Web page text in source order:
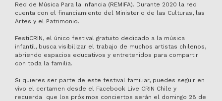
Red de Música Para la Infancia (REMIFA). Durante 2020 la red
cuenta con el financiamiento del Ministerio de las Culturas, las
Artes y el Patrimonio.
FestiCRIN, el único festival gratuito dedicado a la música
infantil, busca visibilizar el trabajo de muchos artistas chilenos,
abriendo espacios educativos y entretenidos para compartir
con toda la familia.
Si quieres ser parte de este festival familiar, puedes seguir en
vivo el certamen desde el Facebook Live CRIN Chile y
recuerda que los próximos conciertos serán el domingo 28 de